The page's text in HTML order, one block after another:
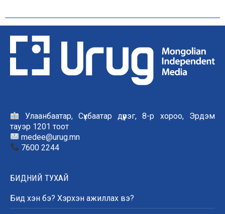
Улаанбаатар, Сүхбаатар дүүрэг, 8-р хороо, Эрдэм
тауэр 1201 тоот
medee@urug.mn
7600 2244
БИДНИЙ ТУХАЙ
Бид хэн бэ? Хэрхэн ажиллах вэ?